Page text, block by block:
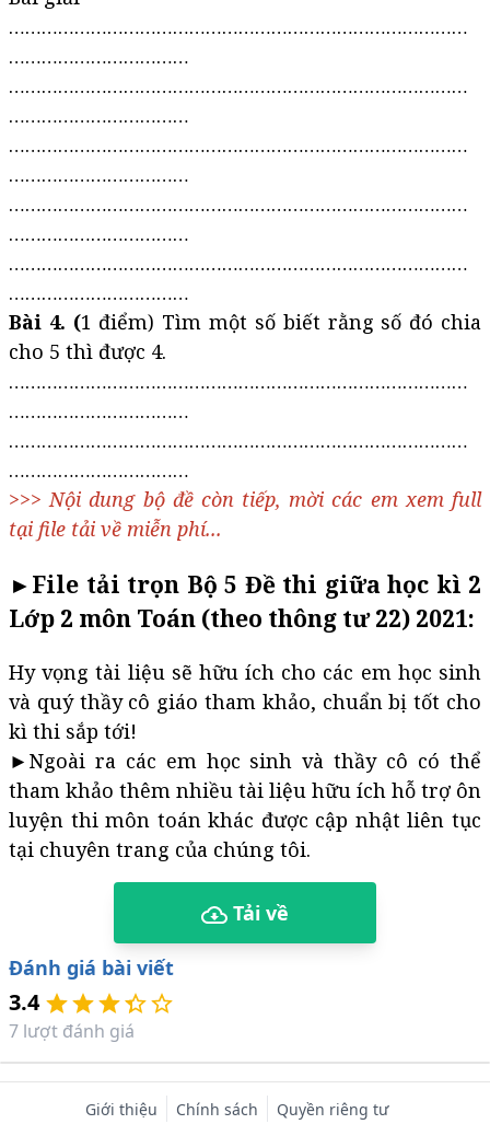
…………………………………………………………………………
……………………………
…………………………………………………………………………
……………………………
…………………………………………………………………………
……………………………
…………………………………………………………………………
……………………………
…………………………………………………………………………
……………………………
Bài 4. (1 điểm) Tìm một số biết rằng số đó chia
cho 5 thì được 4.
…………………………………………………………………………
……………………………
…………………………………………………………………………
……………………………
>>> Nội dung bộ đề còn tiếp, mời các em xem full
tại file tải về miễn phí...
►File tải trọn Bộ 5 Đề thi giữa học kì 2
Lớp 2 môn Toán (theo thông tư 22) 2021:
Hy vọng tài liệu sẽ hữu ích cho các em học sinh
và quý thầy cô giáo tham khảo, chuẩn bị tốt cho
kì thi sắp tới!
►Ngoài ra các em học sinh và thầy cô có thể
tham khảo thêm nhiều tài liệu hữu ích hỗ trợ ôn
luyện thi môn toán khác được cập nhật liên tục
tại chuyên trang của chúng tôi.
Tải về
Đánh giá bài viết
3.4
7 lượt đánh giá
Giới thiệu Chính sách Quyền riêng tư